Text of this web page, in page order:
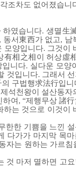
조차도 없어졌습니
였습니다. 생멸生
서東西가 없고, 남
양입니다. 그것이
有相之相이 허상虛
니다. 실다운 모양
것입니다. 그래서
구법행求法行입니
석천왕이 설산동자
여, “제행무상 諸
는 것으로 이것이
한한 기쁨을 느낀
다가가 마지막 목
자는 원하는 가르침
것 마저 멸하면 고요